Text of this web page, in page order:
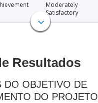
Moderately
Satisfactory
Resultados
DO OBJETIVO DE
DO PROJETO